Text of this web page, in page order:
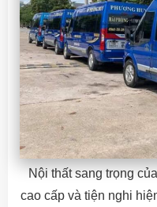
Nội thất sang trọng
cao cấp và tiện nghi